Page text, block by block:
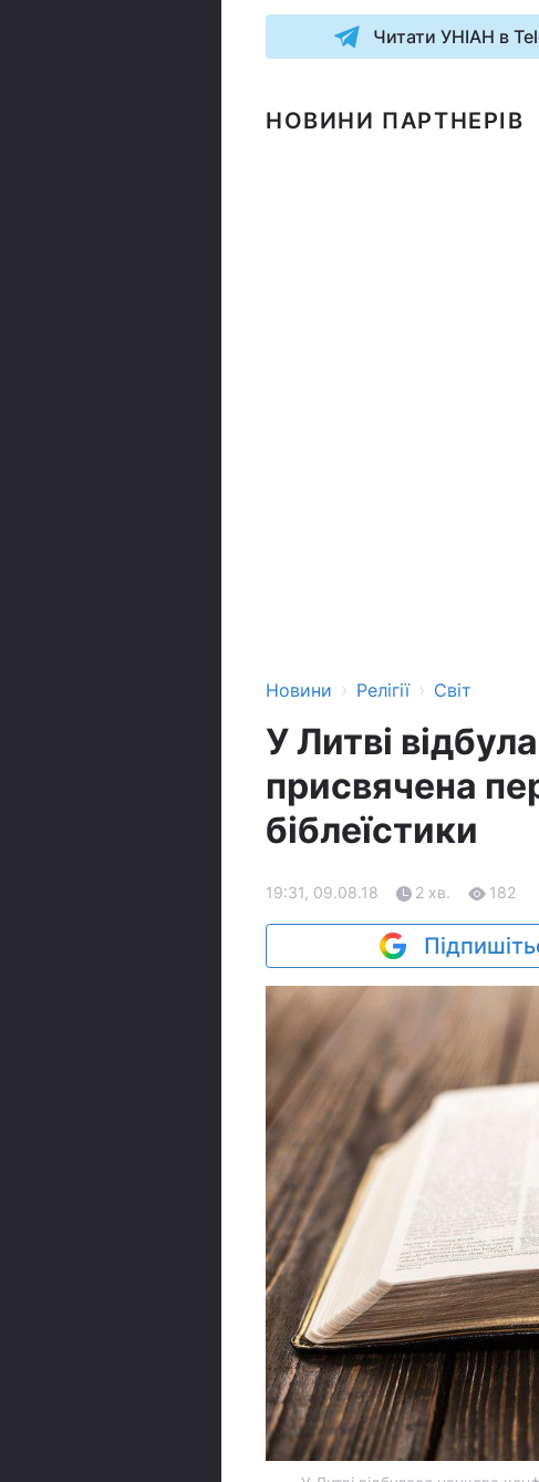
Читати УНІАН в
НОВИНИ ПАРТНЕРІВ
Новини › Релігії › Світ
У Литві
присвячена
біблеїстики
19:31, 09.08.18 2 хв. 182